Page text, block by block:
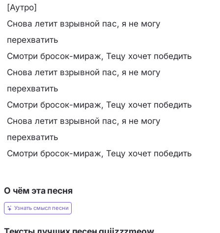
[Аутро]
Снова летит взрывной пас, я не могу
перехватить
Смотри бросок-мираж, Тецу хочет победить
Снова летит взрывной пас, я не могу
перехватить
Смотри бросок-мираж, Тецу хочет победить
Снова летит взрывной пас, я не могу
перехватить
Смотри бросок-мираж, Тецу хочет победить
О чём эта песня
Узнать смысл песни